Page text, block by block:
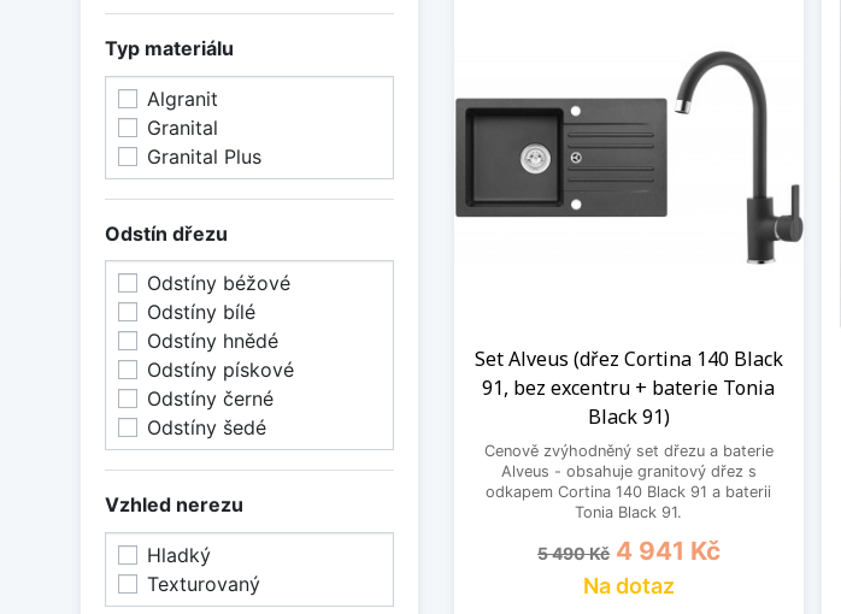
Typ materiálu
Algranit
Granital
Granital Plus
Odstín dřezu
Odstíny béžové
Odstíny bílé
Odstíny hnědé
Odstíny pískové
Odstíny černé
Odstíny šedé
Vzhled nerezu
Hladký
Texturovaný
Set Alveus (dřez Cortina 140 Black
91, bez excentru + baterie Tonia
Black 91)
Cenově zvýhodněný set dřezu a baterie
Alveus - obsahuje granitový dřez s
odkapem Cortina 140 Black 91 a baterii
Tonia Black 91.
Běžná cena
5 490 Kč Cena
4 941 Kč
Na dotaz